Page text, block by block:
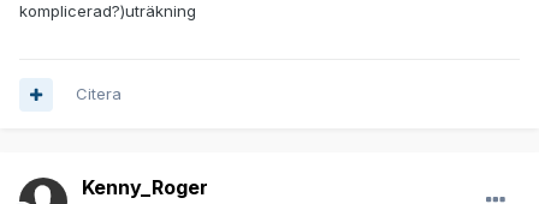
komplicerad?)uträkning
Citera
Kenny_Roger